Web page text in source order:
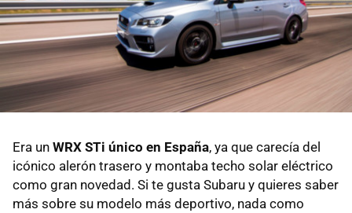
Era un WRX STi único en España, ya que carecía del
icónico alerón trasero y montaba techo solar eléctrico
como gran novedad. Si te gusta Subaru y quieres saber
más sobre su modelo más deportivo, nada como